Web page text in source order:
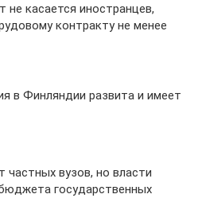
не касается иностранцев,
контракту не менее
в Финляндии развита и имеет
частных вузов, но власти
государственных